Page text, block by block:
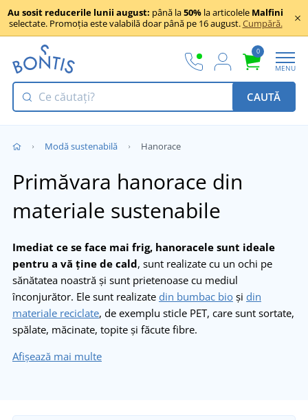
Au sosit reducerile lunii august: până la50% la articolele Malfini
selectate. Promoția este valabilă doar până pe 16 august.Cumpără.
0
MENU
CAUTĂ
Modă sustenabilă Hanorace
Primăvara hanorace din
materiale sustenabile
Imediat ce se face mai frig, hanoracele sunt ideale
pentru a vă ține de cald, sunt realizate cu un ochi pe
sănătatea noastră și sunt prietenoase cu mediul
înconjurător. Ele sunt realizate din bumbac bio și din
materiale reciclate, de exemplu sticle PET, care sunt sortate,
spălate, măcinate, topite și făcute fibre.
Afișează mai multe